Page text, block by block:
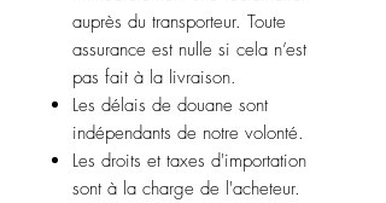
auprès du transporteur. Toute
assurance est nulle si cela n’est
pas fait à la livraison.
Les délais de douane sont
indépendants de notre volonté.
Les droits et taxes d'importation
sont à la charge de l'acheteur.